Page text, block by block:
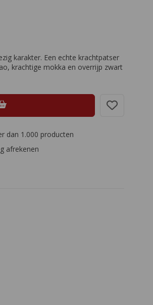
karakter. Een echte krachtpatser
krachtige mokka en overrijp zwart
dan 1.000 producten
afrekenen